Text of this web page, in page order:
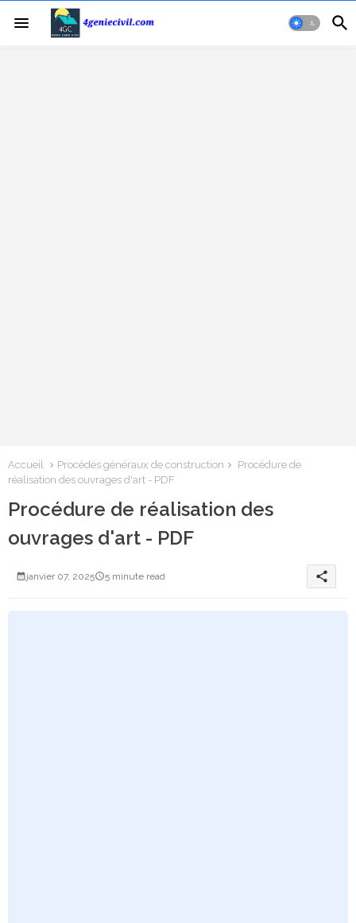
Accueil Procédés généraux de construction
Procédure de
réalisation des ouvrages d'art - PDF
Procédure de réalisation des
ouvrages d'art - PDF
janvier 07, 2025 5 minute read share